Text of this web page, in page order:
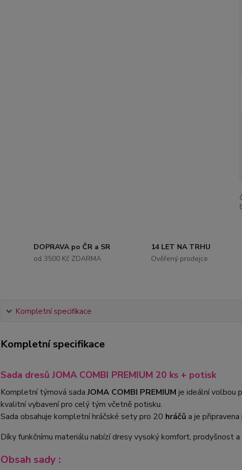
DOPRAVA po ČR a SR
od 3500 Kč ZDARMA
14 LET NA TRHU
Ověřený prodejce
Kompletní specifikace
Kompletní specifikace
Sada dresů JOMA COMBI PREMIUM 20 ks + potisk
Kompletní týmová sadaJOMA COMBI PREMIUM je ideální volbou
kvalitní vybavení pro celý tým včetně potisku.
Sada obsahuje kompletní hráčské sety pro 20 hráčůa je připravena
Díky funkčnímu materiálu nabízí dresy vysoký komfort, prodyšnost
Obsah sady :